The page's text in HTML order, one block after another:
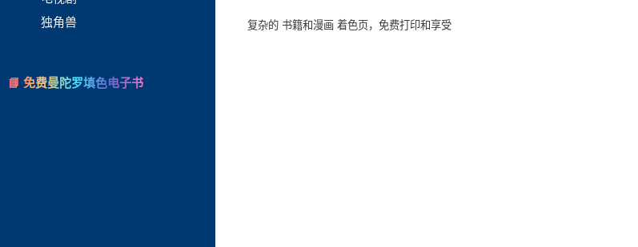
复杂的 书籍和漫画 着色页，免费打印和享受
独角兽
📘 免费曼陀罗填色电子书